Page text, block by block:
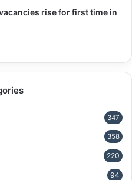
rise for first time in
347
358
220
94